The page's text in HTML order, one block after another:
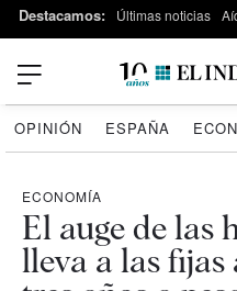
Destacamos: Últimas noticias
OPINIÓN ESPAÑA
ECONOMÍA
El auge de las
lleva a las